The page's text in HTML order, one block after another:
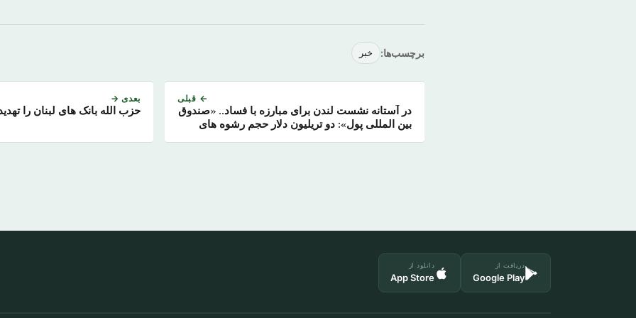
برچسب‌ها: خبر
← قبلی
در آستانه نشست لندن برای مبارزه با فساد.. «صندوق
بین المللی پول»: دو تریلیون دلار حجم رشوه های
بعدی →
حزب الله بانک های لبنان را
دریافت از
Google Play
دانلود از
App Store